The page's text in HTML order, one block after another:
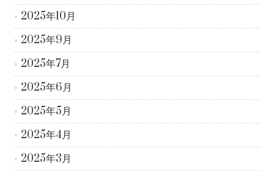
2025年10月
2025年9月
2025年7月
2025年6月
2025年5月
2025年4月
2025年3月